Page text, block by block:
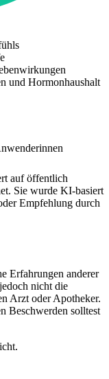
und Hormonhaushalt
auf öffentlich
Sie wurde KI-basiert
Empfehlung durch
Erfahrungen anderer
nicht die
Arzt oder Apotheker.
Beschwerden solltest